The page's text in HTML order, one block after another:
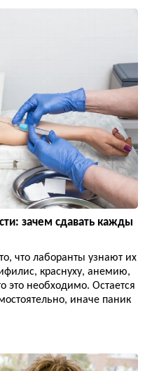
зачем сдавать кажды
что лаборанты узнают их
краснуху, анемию,
это необходимо. Остается
иначе паник